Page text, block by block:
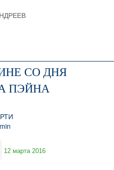
СО ДНЯ
ПЭЙНА
12 марта 2016